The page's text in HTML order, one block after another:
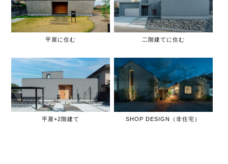
平屋に住む 二階建てに住む
平屋+2階建て SHOP DESIGN（非住宅）